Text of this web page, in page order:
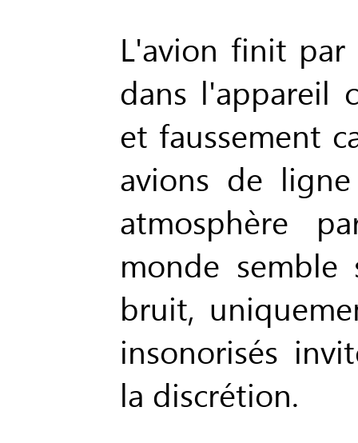
L'avion finit
dans l'appareil
et faussement
avions de
atmosphère
monde
bruit,
insonorisés
la discrétion.